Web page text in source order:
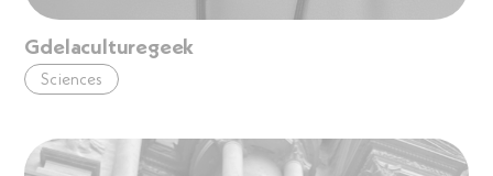
Gdelaculturegeek
Sciences